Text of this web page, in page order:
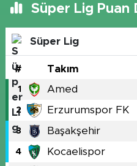
Süper Lig Puan
Süper Lig
# Takım
1 Amed
2 Erzurumspor FK
3 Başakşehir
4 Kocaelispor